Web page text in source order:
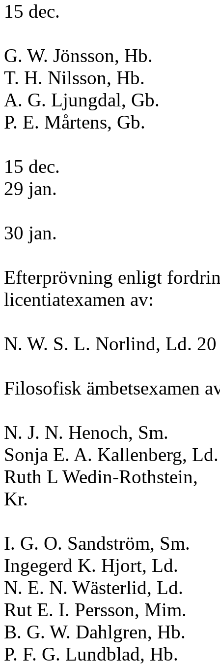
15 dec.
G. W. Jönsson, Hb.
T. H. Nilsson, Hb.
A. G. Ljungdal, Gb.
P. E. Mårtens, Gb.
15 dec.
29 jan.
30 jan.
Efterprövning enligt
licentiatexamen av:
N. W. S. L. Norlind, Ld.
Filosofisk ämbetsexamen
N. J. N. Henoch, Sm.
Sonja E. A. Kallenberg, Ld.
Ruth L Wedin-Rothstein,
Kr.
I. G. O. Sandström, Sm.
Ingegerd K. Hjort, Ld.
N. E. N. Wästerlid, Ld.
Rut E. I. Persson, Mim.
B. G. W. Dahlgren, Hb.
P. F. G. Lundblad, Hb.